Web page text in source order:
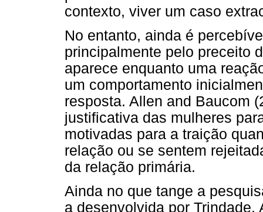
contexto, viver um caso
No entanto, ainda é
principalmente pelo preceito
aparece enquanto uma
um comportamento
resposta. Allen and Baucom
justificativa das mulheres
motivadas para a traição
relação ou se sentem
da relação primária.
Ainda no que tange a
a desenvolvida por Trindade,